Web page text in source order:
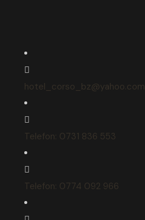
hotel_corso_bz@yahoo.com
Telefon: 0731 836 553
Telefon: 0774 092 966